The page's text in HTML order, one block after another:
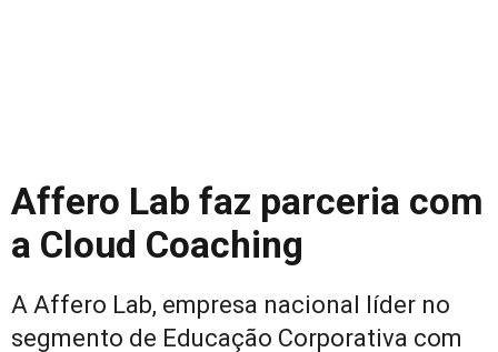
Affero Lab faz parceria com
a Cloud Coaching
A Affero Lab, empresa nacional líder no
segmento de Educação Corporativa com